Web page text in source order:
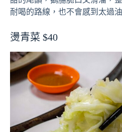
耐喝的路線，也不會感到太過
燙青菜 $40